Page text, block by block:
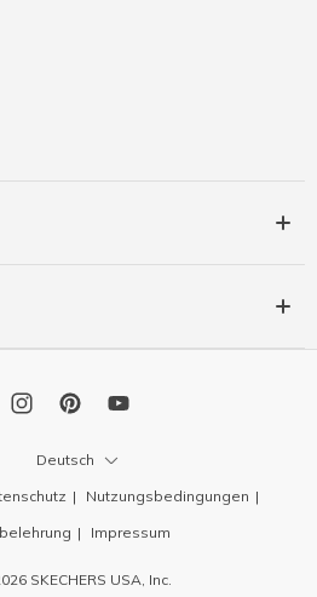
Deutsch
Nutzungsbedingungen
Impressum
SKECHERS USA, Inc.